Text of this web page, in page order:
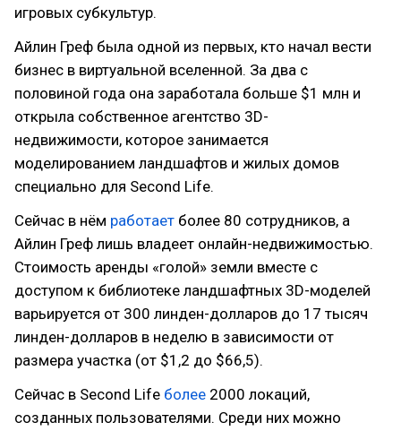
игровых субкультур.
Айлин Греф была одной из первых, кто начал вести
бизнес в виртуальной вселенной. За два с
половиной года она заработала больше $1 млн и
открыла собственное агентство 3D-
недвижимости, которое занимается
моделированием ландшафтов и жилых домов
специально для Second Life.
Сейчас в нём работает более 80 сотрудников, а
Айлин Греф лишь владеет онлайн-недвижимостью.
Стоимость аренды «голой» земли вместе с
доступом к библиотеке ландшафтных 3D-моделей
варьируется от 300 линден-долларов до 17 тысяч
линден-долларов в неделю в зависимости от
размера участка (от $1,2 до $66,5).
Сейчас в Second Life более 2000 локаций,
созданных пользователями. Среди них можно